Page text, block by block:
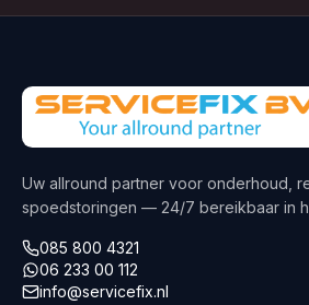
Uw allround partner voor onderhoud,
spoedstoringen — 24/7 bereikbaar in
085 800 4321
06 233 00 112
info@servicefix.nl